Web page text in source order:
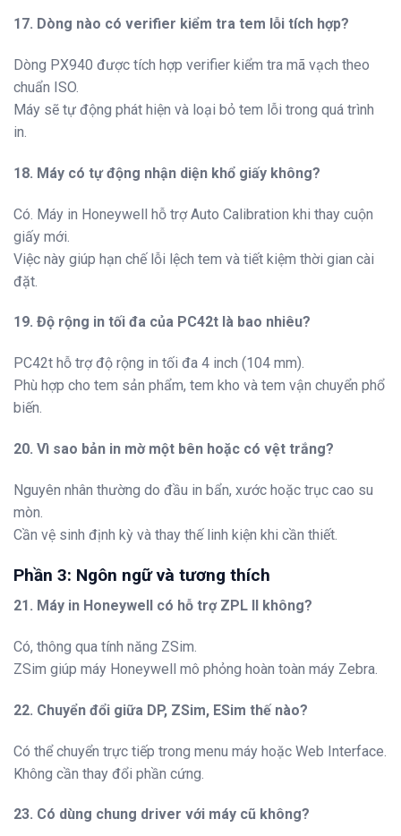
17. Dòng nào có verifier kiểm tra tem lỗi tích hợp?
Dòng PX940 được tích hợp verifier kiểm tra mã vạch theo
chuẩn ISO.
Máy sẽ tự động phát hiện và loại bỏ tem lỗi trong quá trình
in.
18. Máy có tự động nhận diện khổ giấy không?
Có. Máy in Honeywell hỗ trợ Auto Calibration khi thay cuộn
giấy mới.
Việc này giúp hạn chế lỗi lệch tem và tiết kiệm thời gian cài
đặt.
19. Độ rộng in tối đa của PC42t là bao nhiêu?
PC42t hỗ trợ độ rộng in tối đa 4 inch (104 mm).
Phù hợp cho tem sản phẩm, tem kho và tem vận chuyển phổ
biến.
20. Vì sao bản in mờ một bên hoặc có vệt trắng?
Nguyên nhân thường do đầu in bẩn, xước hoặc trục cao su
mòn.
Cần vệ sinh định kỳ và thay thế linh kiện khi cần thiết.
Phần 3: Ngôn ngữ và tương thích
21. Máy in Honeywell có hỗ trợ ZPL II không?
Có, thông qua tính năng ZSim.
ZSim giúp máy Honeywell mô phỏng hoàn toàn máy Zebra.
22. Chuyển đổi giữa DP, ZSim, ESim thế nào?
Có thể chuyển trực tiếp trong menu máy hoặc Web Interface.
Không cần thay đổi phần cứng.
23. Có dùng chung driver với máy cũ không?